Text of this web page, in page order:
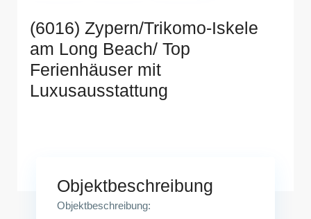
(6016) Zypern/Trikomo-Iskele
am Long Beach/ Top
Ferienhäuser mit
Luxusausstattung
Objektbeschreibung
Objektbeschreibung: